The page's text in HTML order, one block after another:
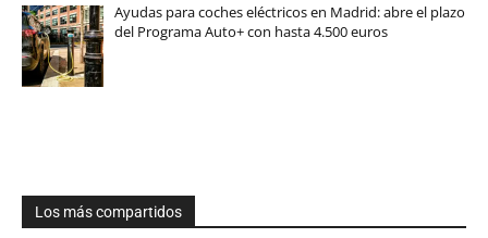
Ayudas para coches eléctricos en Madrid: abre el plazo
del Programa Auto+ con hasta 4.500 euros
Los más compartidos